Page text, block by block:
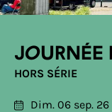
Journée
HORS SÉRIE
Dim. 06 sep. 26